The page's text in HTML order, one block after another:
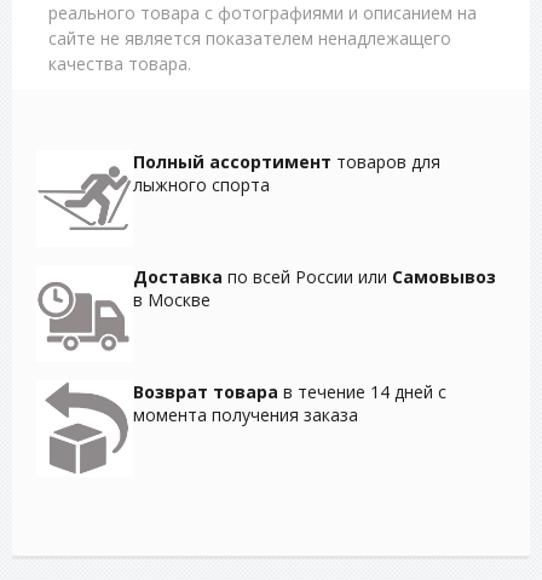
реального товара с фотографиями и описанием на
сайте не является показателем ненадлежащего
качества товара.
Полный ассортимент товаров для
лыжного спорта
Доставка по всей России или Самовывоз
в Москве
Возврат товара в течение 14 дней с
момента получения заказа